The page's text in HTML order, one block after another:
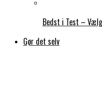
Bedst i Test –
Gør det selv